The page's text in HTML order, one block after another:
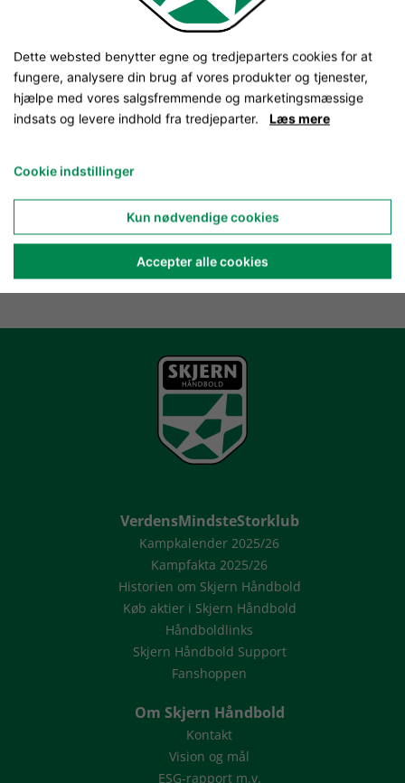
VerdensMindsteStorklub
Kampkalender 2025/26
Kampfakta 2025/26
Historien om Skjern Håndbold
Køb aktier i Skjern Håndbold
Håndboldlinks
Skjern Håndbold Support
Fanshoppen
Om Skjern Håndbold
Kontakt
Vision og mål
ESG-rapport m.v.
Dette websted benytter egne og tredjeparters cookies for at
fungere, analysere din brug af vores produkter og tjenester,
hjælpe med vores salgsfremmende og marketingsmæssige
indsats og levere indhold fra tredjeparter. Læs mere
Cookie indstillinger
Kun nødvendige cookies
Accepter alle cookies